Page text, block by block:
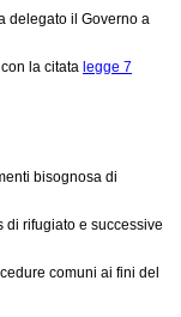
delegato il Governo a
la citata legge 7
bisognosa di
rifugiato e successive
comuni ai fini del